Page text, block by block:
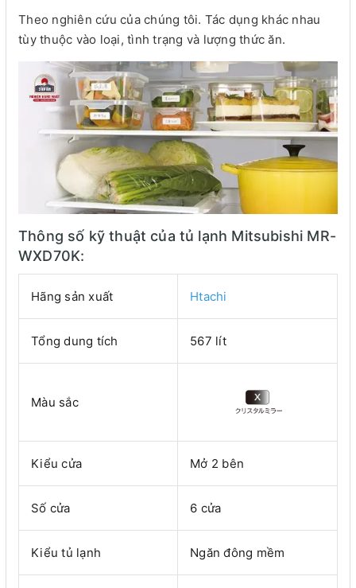
Theo nghiên cứu của chúng tôi. Tác dụng khác nhau
tùy thuộc vào loại, tình trạng và lượng thức ăn.
Thông số kỹ thuật của tủ lạnh Mitsubishi MR-
WXD70K:
Hãng sản xuất Htachi
Tổng dung tích 567 lít
Màu sắc
Kiểu cửa Mở 2 bên
Số cửa 6 cửa
Kiểu tủ lạnh Ngăn đông mềm